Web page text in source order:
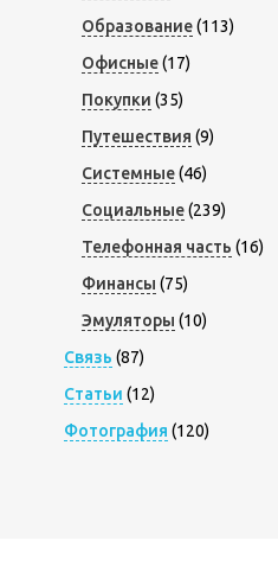
Образование(113)
Офисные(17)
Покупки (35)
Путешествия (9)
Системные(46)
Социальные(239)
Телефонная часть (16)
Финансы (75)
Эмуляторы (10)
Связь (87)
Статьи (12)
Фотография (120)